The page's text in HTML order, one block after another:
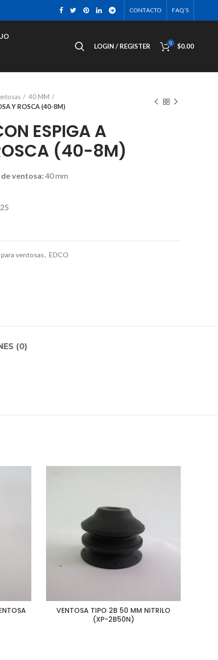
CONTACTO FAQ’S
LOGIN / REGISTER 0 $0.00
40 MM
Y ROSCA (40-8M)
ESPIGA A
(40-8M)
ventosa:40 mm
ventosas, EDCO
(0)
VENTOSA TIPO 2B 50 MM NITRILO
(XP-2B50N)